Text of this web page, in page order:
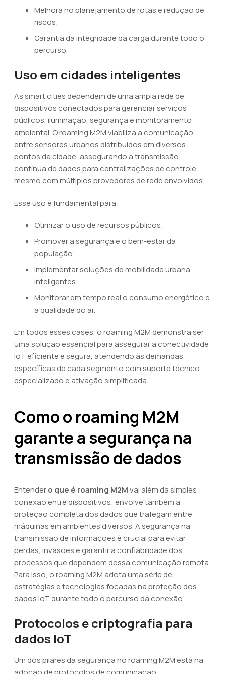
Melhora no planejamento de rotas e redução de
riscos;
Garantia da integridade da carga durante todo o
percurso.
Uso em cidades inteligentes
As smart cities dependem de uma ampla rede de
dispositivos conectados para gerenciar serviços
públicos, iluminação, segurança e monitoramento
ambiental. O roaming M2M viabiliza a comunicação
entre sensores urbanos distribuídos em diversos
pontos da cidade, assegurando a transmissão
contínua de dados para centralizações de controle,
mesmo com múltiplos provedores de rede envolvidos.
Esse uso é fundamental para:
Otimizar o uso de recursos públicos;
Promover a segurança e o bem-estar da
população;
Implementar soluções de mobilidade urbana
inteligentes;
Monitorar em tempo real o consumo energético e
a qualidade do ar.
Em todos esses cases, o roaming M2M demonstra ser
uma solução essencial para assegurar a conectividade
IoT eficiente e segura, atendendo às demandas
específicas de cada segmento com suporte técnico
especializado e ativação simplificada.
Como o roaming M2M
garante a segurança na
transmissão de dados
Entendero que é roaming M2Mvai além da simples
conexão entre dispositivos; envolve também a
proteção completa dos dados que trafegam entre
máquinas em ambientes diversos. A segurança na
transmissão de informações é crucial para evitar
perdas, invasões e garantir a confiabilidade dos
processos que dependem dessa comunicação remota.
Para isso, o roaming M2M adota uma série de
estratégias e tecnologias focadas na proteção dos
dados IoT durante todo o percurso da conexão.
Protocolos e criptografia para
dados IoT
Um dos pilares da segurança no roaming M2M está na